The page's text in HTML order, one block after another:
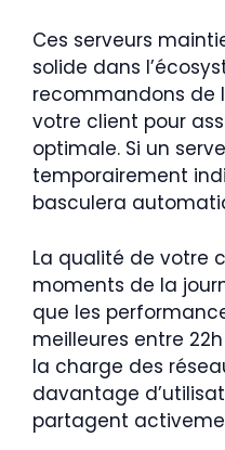
Ces serveurs
solide dans
recommandons de
votre client pour
optimale. Si un
temporairement
basculera
La qualité de votre
moments de la
que les
meilleures entre
la charge des
davantage
partagent